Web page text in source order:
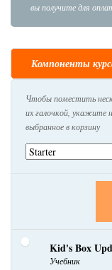
вы получите для
Компоненты
Чтобы поместить
их галочкой, укажите
выбранное в корзину
Kid's Box
Учебник